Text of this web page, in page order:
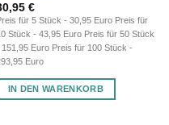
€
für 5 Stück - 30,95 Euro Preis für
Stück - 43,95 Euro Preis für 50 Stück
151,95 Euro Preis für 100 Stück -
Euro
IN DEN WARENKORB